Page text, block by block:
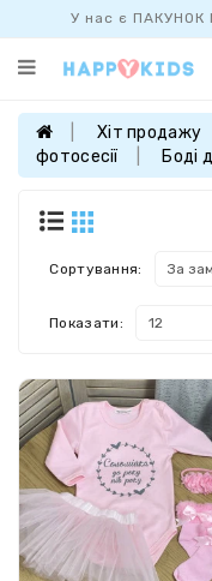
У нас є ПАКУНОК
Категорії
ПРОДАЖУ
БАЗОВА
ДІВЧАТКАМ
ХЛОПЧИКАМ
Хіт продажу
фотосесії
Боді
Сортування:
Показати: